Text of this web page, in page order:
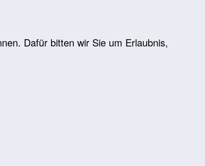
Dafür bitten wir Sie um Erlaubnis,